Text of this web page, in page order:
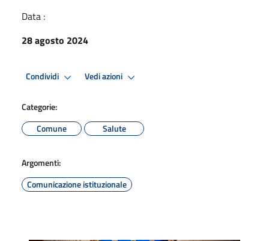
Data :
28 agosto 2024
Condividi Vedi azioni
Categorie:
Comune
Salute
Argomenti:
Comunicazione istituzionale